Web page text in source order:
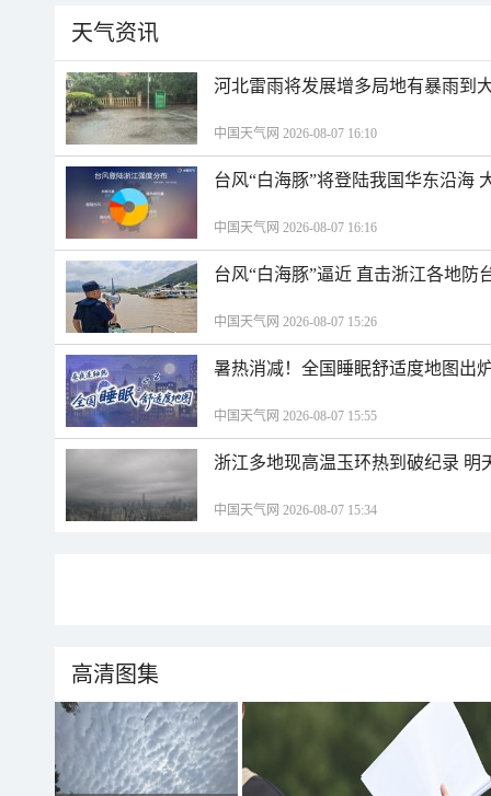
天气资讯
河北雷雨将发展增多局地有暴雨到
中国天气网 2026-08-07 16:10
台风“白海豚”将登陆我国华东沿海
中国天气网 2026-08-07 16:16
台风“白海豚”逼近 直击浙江各地防
中国天气网 2026-08-07 15:26
暑热消减！全国睡眠舒适度地图出
中国天气网 2026-08-07 15:55
浙江多地现高温玉环热到破纪录 明
中国天气网 2026-08-07 15:34
高清图集